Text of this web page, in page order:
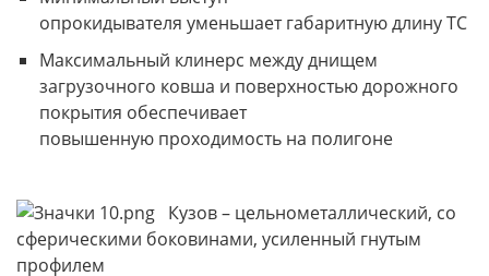
опрокидывателя уменьшает габаритную длину ТС
Максимальный клинерс между днищем
загрузочного ковша и поверхностью дорожного
покрытия обеспечивает
повышенную проходимость на полигоне
Кузов – цельнометаллический, со
сферическими боковинами, усиленный гнутым
профилем